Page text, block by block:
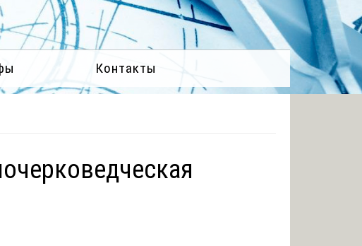
Контакты